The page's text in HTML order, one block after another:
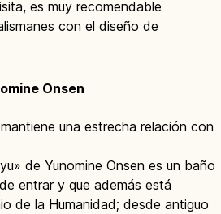
es muy recomendable
con el diseño de
Onsen
una estrecha relación con
de Yunomine Onsen es un baño
entrar y que además está
de la Humanidad; desde antiguo